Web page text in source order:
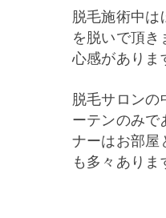
脱毛施術中
を脱いで頂
心感がありま
脱毛サロンの
ーテンのみ
ナーはお部屋
も多々ありま